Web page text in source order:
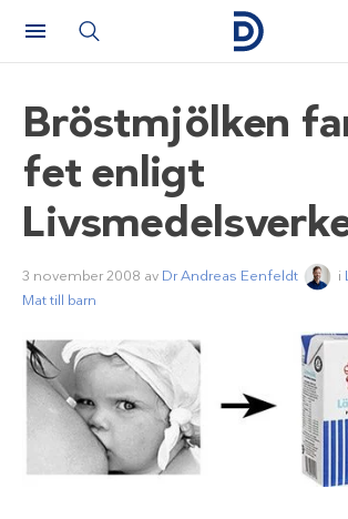
Bröstmjölken
fet enligt
3 november 2008 av Dr Andreas Eenfeldt i
Mat till barn